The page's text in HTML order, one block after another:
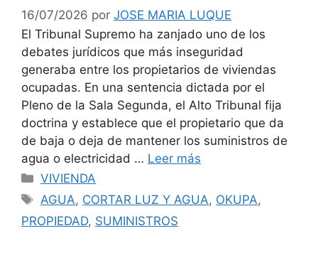
16/07/2026 por JOSE MARIA LUQUE
El Tribunal Supremo ha zanjado uno de los
debates jurídicos que más inseguridad
generaba entre los propietarios de viviendas
ocupadas. En una sentencia dictada por el
Pleno de la Sala Segunda, el Alto Tribunal fija
doctrina y establece que el propietario que da
de baja o deja de mantener los suministros de
agua o electricidad … Leer más
Categorías
VIVIENDA
Etiquetas
AGUA, CORTAR LUZ Y AGUA, OKUPA,
PROPIEDAD, SUMINISTROS